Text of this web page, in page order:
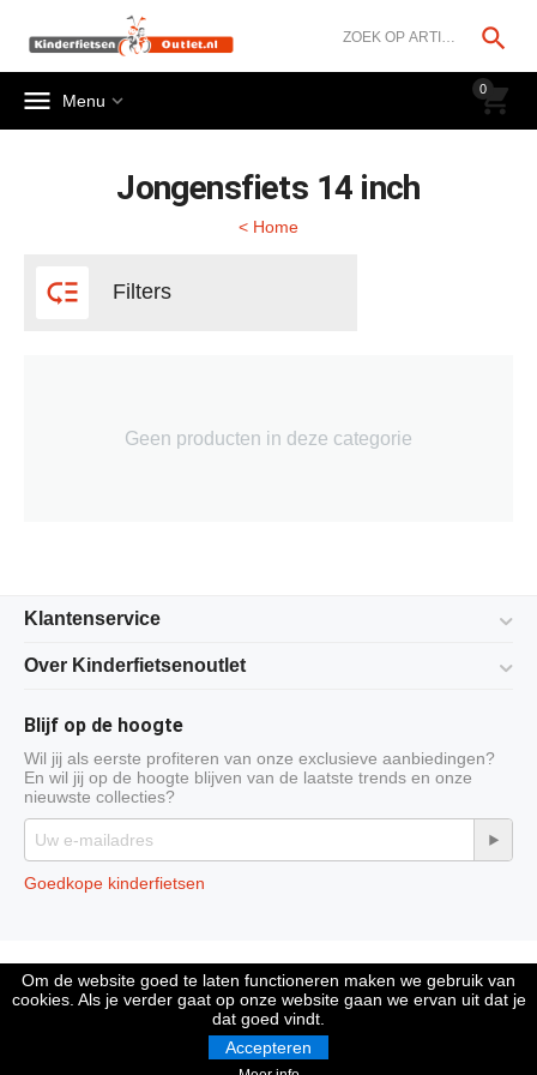
Om de website goed te laten functioneren maken we gebruik van
cookies. Als je verder gaat op onze website gaan we ervan uit dat je
dat goed vindt.
Accepteren

0

 Menu 
Jongensfiets 14 inch
< Home
 Filters
Geen producten in deze categorie
Klantenservice
Over Kinderfietsenoutlet
Blijf op de hoogte
Wil jij als eerste profiteren van onze exclusieve aanbiedingen?
En wil jij op de hoogte blijven van de laatste trends en onze
nieuwste collecties?
Goedkope kinderfietsen
© 2009-2026 Kinderfietsenoutlet is onderdeel van Compleet Company